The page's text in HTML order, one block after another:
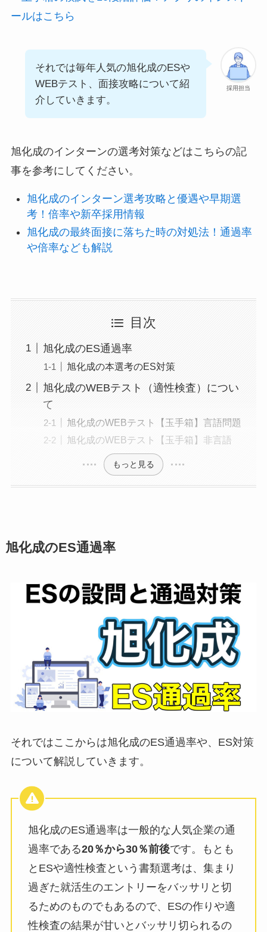
ールはこちら
採用担当
それでは毎年人気の旭化成のESや
WEBテスト、面接攻略について紹
介していきます。
旭化成のインターンの選考対策などはこちらの記
事を参考にしてください。
旭化成のインターン選考攻略と優遇や早期選
考！倍率や新卒採用情報
旭化成の最終面接に落ちた時の対処法！通過率
や倍率なども解説
目次
旭化成のES通過率
旭化成の本選考のES対策
旭化成のWEBテスト（適性検査）につい
て
旭化成のWEBテスト【玉手箱】言語問題
旭化成のWEBテスト【玉手箱】非言語
もっと見る
旭化成のES通過率
それではここからは旭化成のES通過率や、ES対策
について解説していきます。
旭化成のES通過率は一般的な人気企業の通
過率である20％から30％前後です。もとも
とESや適性検査という書類選考は、集まり
過ぎた就活生のエントリーをバッサリと切
るためのものでもあるので、ESの作りや適
性検査の結果が甘いとバッサリ切られるの